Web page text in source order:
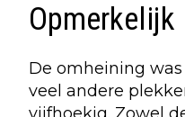
Opmerkelijk
De omheining
veel andere